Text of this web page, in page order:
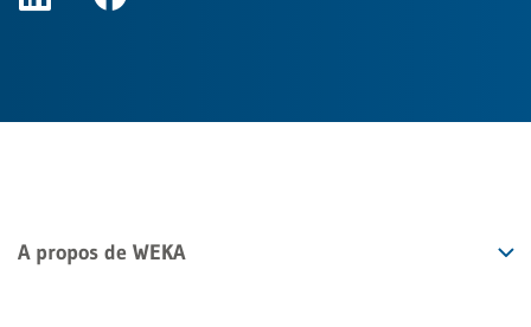
A propos de WEKA